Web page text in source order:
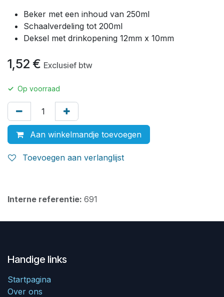
Beker met een inhoud van 250ml
Schaalverdeling tot 200ml
Deksel met drinkopening 12mm x 10mm
1,52 € Exclusief btw
✓ Op voorraad
Aan winkelmandje toevoegen
Toevoegen aan verlanglijst
Interne referentie: 691
Handige links
Startpagina
Over ons